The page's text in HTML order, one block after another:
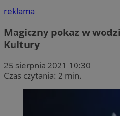
reklama
Magiczny pokaz w
Kultury
25 sierpnia 2021 10:30
Czas czytania: 2 min.